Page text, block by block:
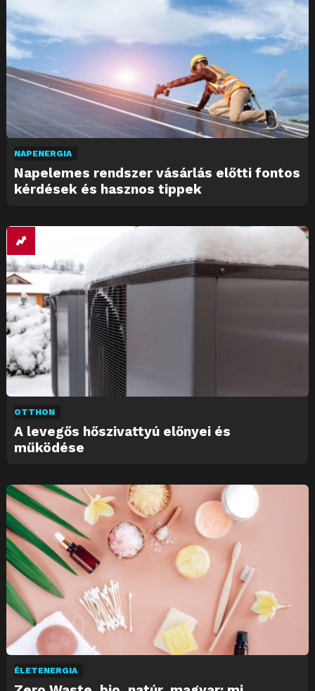
NAPENERGIA
Napelemes rendszer vásárlás előtti fontos
kérdések és hasznos tippek
OTTHON
A levegős hőszivattyú előnyei és
működése
ÉLETENERGIA